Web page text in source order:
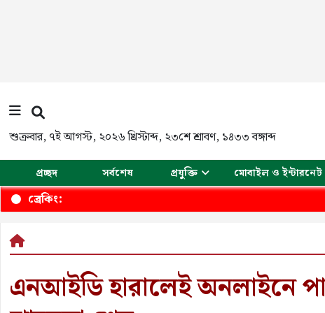
শুক্রবার,৭ই আগস্ট, ২০২৬ খ্রিস্টাব্দ,২৩শে শ্রাবণ, ১৪৩৩ বঙ্গাব্দ
প্রচ্ছদ সর্বশেষ প্রযুক্তি মোবাইল ও ইন্টারনেট
ব্রেকিং:
এনআইডি হারালেই অনলাইনে